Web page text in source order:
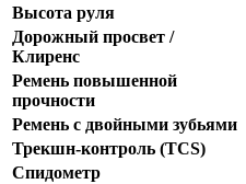
Высота руля
Дорожный просвет /
Клиренс
Ремень повышенной
прочности
Ремень с двойными зубьями
Трекшн-контроль (TCS)
Спидометр